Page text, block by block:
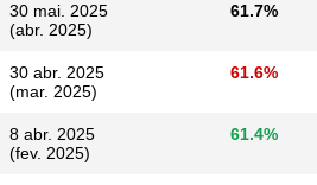
30 mai. 2025
(abr. 2025)
61.7%
30 abr. 2025
(mar. 2025)
61.6%
8 abr. 2025
(fev. 2025)
61.4%